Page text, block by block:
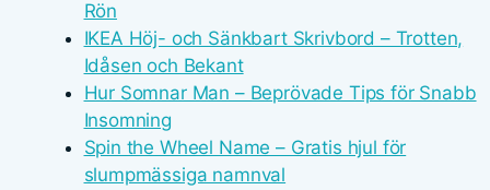
Rön
IKEA Höj- och Sänkbart Skrivbord – Trotten,
Idåsen och Bekant
Hur Somnar Man – Beprövade Tips för Snabb
Insomning
Spin the Wheel Name – Gratis hjul för
slumpmässiga namnval